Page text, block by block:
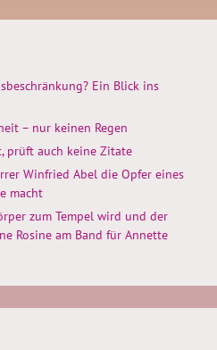
Ein Blick ins
– nur keinen Regen
prüft auch keine Zitate
Winfried Abel die Opfer eines
macht
zum Tempel wird und der
Rosine am Band für Annette